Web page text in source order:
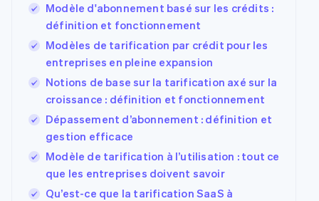
Modèle d'abonnement basé sur les crédits :
définition et fonctionnement
Modèles de tarification par crédit pour les
entreprises en pleine expansion
Notions de base sur la tarification axé sur la
croissance : définition et fonctionnement
Dépassement d’abonnement : définition et
gestion efficace
Modèle de tarification à l’utilisation : tout ce
que les entreprises doivent savoir
Qu’est-ce que la tarification SaaS à